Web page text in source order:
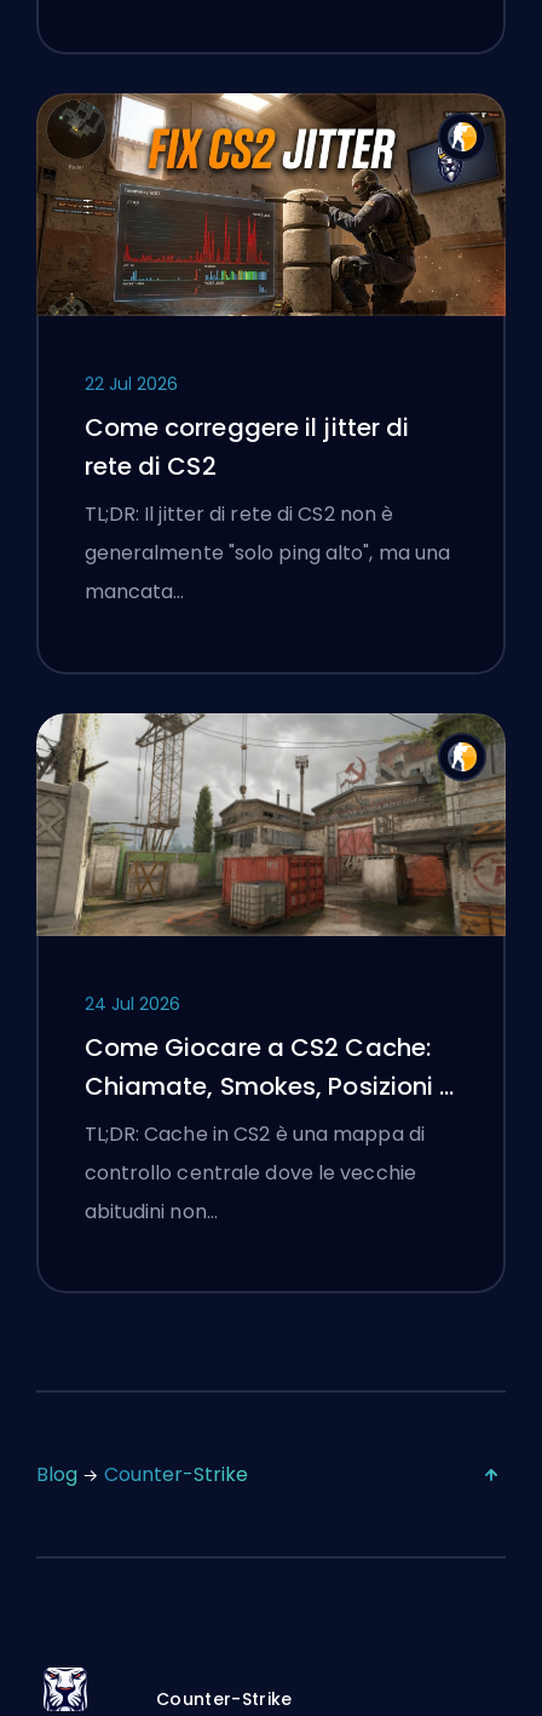
22 Jul 2026
Come correggere il jitter di
rete di CS2
TL;DR: Il jitter di rete di CS2 non è
generalmente "solo ping alto", ma una
mancata…
24 Jul 2026
Come Giocare a CS2 Cache:
Chiamate, Smokes, Posizioni e
Suggerimenti Premier
TL;DR: Cache in CS2 è una mappa di
controllo centrale dove le vecchie
abitudini non…
Blog Counter-Strike
Counter-Strike